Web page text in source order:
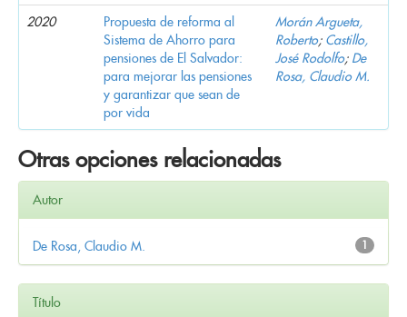
2020
Propuesta de reforma al
Sistema de Ahorro para
pensiones de El Salvador:
para mejorar las pensiones
y garantizar que sean de
por vida
Morán Argueta,
Roberto; Castillo,
José Rodolfo; De
Rosa, Claudio M.
Otras opciones relacionadas
Autor
1
De Rosa, Claudio M.
Título